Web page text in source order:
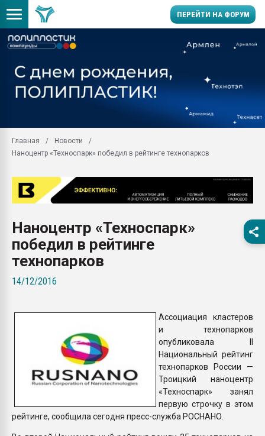
ПЕРЕЙТИ НА ФОРУМ
заводу пластмасс"
28.07.2026
пластмасс
28.07.2026
ПЕРЕЙТИ НА
Главная
Новости
Наноцентр «Техноспарк» победил в рейтинге технопарков
Наноцентр «Техноспарк»
победил в рейтинге
технопарков
14/12/2016
Ассоциация кластеров
и технопарков
опубликовала II
Национальный рейтинг
технопарков России —
Троицкий наноцентр
«Техноспарк» занял
первую строчку в этом
рейтинге, сообщила сегодня пресс-служба РОСНАНО.